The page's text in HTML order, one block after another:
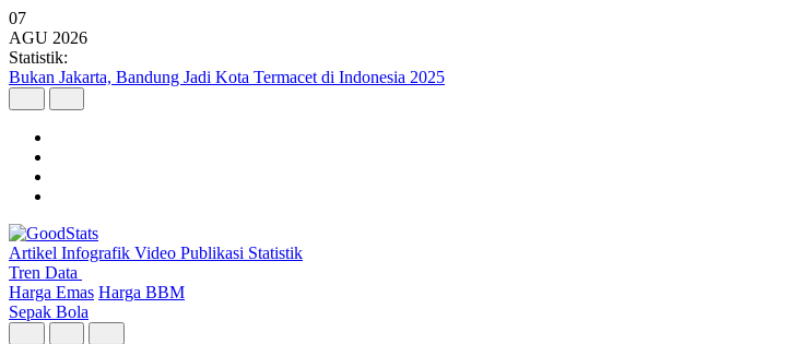
07
AGU 2026
Statistik:
Bukan Jakarta, Bandung Jadi Kota Termacet di Indonesia 2025
Artikel Infografik Video Publikasi Statistik
Tren Data
Harga Emas Harga BBM
Sepak Bola